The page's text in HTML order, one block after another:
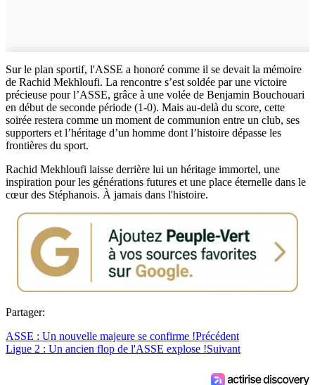
Sur le plan sportif, l'ASSE a honoré comme il se devait la mémoire
de Rachid Mekhloufi. La rencontre s’est soldée par une victoire
précieuse pour l’ASSE, grâce à une volée de Benjamin Bouchouari
en début de seconde période (1-0). Mais au-delà du score, cette
soirée restera comme un moment de communion entre un club, ses
supporters et l’héritage d’un homme dont l’histoire dépasse les
frontières du sport.
Rachid Mekhloufi laisse derrière lui un héritage immortel, une
inspiration pour les générations futures et une place éternelle dans le
cœur des Stéphanois. À jamais dans l'histoire.
Partager:
ASSE : Un nouvelle majeure se confirme !Précédent
Ligue 2 : Un ancien flop de l'ASSE explose !Suivant